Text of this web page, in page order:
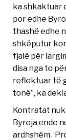
ka shkaktuar
por edhe
thashë edhe
shkëputur
fjalë për
disa nga to
reflektuar të
tonë”, ka
Kontratat
Byroja ende
ardhshëm.